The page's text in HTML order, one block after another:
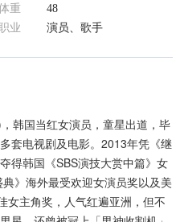
重
48
业
演员、歌手
韩国当红女演员，童星出道，毕
套电视剧及电影。2013年凭《继
得韩国《SBS演技大赏中篇》女
》海外最受欢迎女演员奖以及美
女主角奖，人气红遍亚洲，但不